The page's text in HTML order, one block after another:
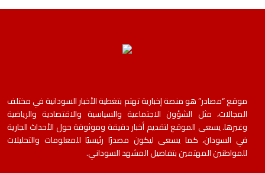
موقع “مصادر” هو منصة إخبارية تهتم بتغطية الأخبار السودانية في مختلف
المجالات، مثل الشؤون الاجتماعية والسياسية والاقتصادية والرياضية
وغيرها. يسعى الموقع لتقديم أخبار دقيقة وموثوقة حول الأحداث الجارية
في السودان، كما يسعى ليكون مصدرًا رئيسيًا للمعلومات والتحليلات
للمواطنين المهتمين بتفاصيل المشهد السوداني.